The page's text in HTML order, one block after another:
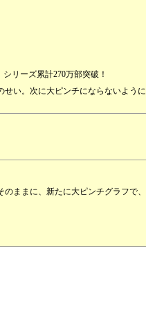
リーズ累計270万部突破！
い。次に大ピンチにならないように
ままに、新たに大ピンチグラフで、